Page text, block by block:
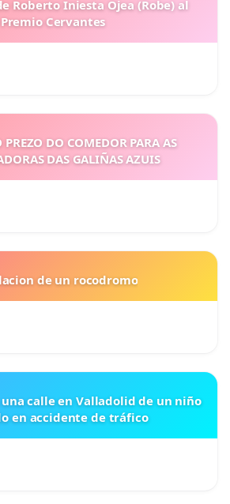
Roberto Iniesta Ojea (Robe) al
Premio Cervantes
DO COMEDOR PARA AS
DAS GALIÑAS AZUIS
de un rocodromo
calle en Valladolid de un niño
en accidente de tráfico